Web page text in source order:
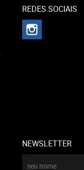
REDES SOCIAIS
NEWSLETTER